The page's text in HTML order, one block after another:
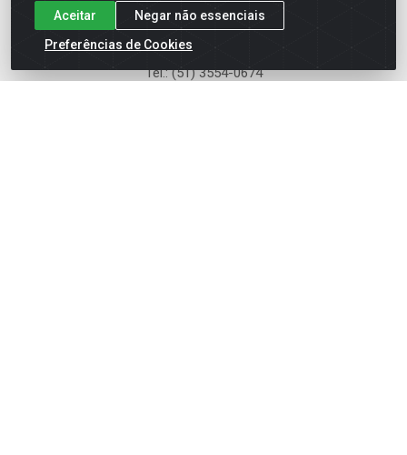
Aceitar
Negar não essenciais
Preferências de Cookies
Loja / Showroom Porto Alegre
Tel.: (51) 3554-0674